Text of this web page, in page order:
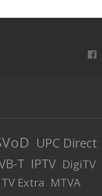
UPC Direct
T IPTV DigiTV
Extra MTVA